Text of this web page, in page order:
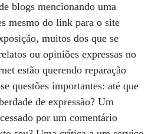
blogs mencionando uma
mesmo do link para o site
muitos dos que se
ou opiniões expressas no
estão querendo reparação
questões importantes: até que
de expressão? Um
por um comentário